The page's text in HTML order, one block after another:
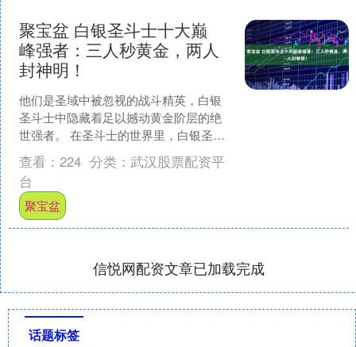
聚宝盆 白银圣斗士十大巅
峰强者：三人秒黄金，两人
封神明！
他们是圣域中被忽视的战斗精英，白银
圣斗士中隐藏着足以撼动黄金阶层的绝
世强者。 在圣斗士的世界里，白银圣斗
士常被视为“中流砥柱”。他们身穿白银圣
衣，拳速及身体的动....
查看： 224 分类： 武汉股票配资平
台
聚宝盆
信悦网配资文章已加载完成
话题标签